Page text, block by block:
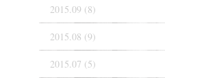
2015.09 (8)
2015.08 (9)
2015.07 (5)